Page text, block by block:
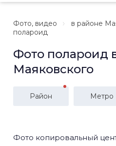
Фото, видео в районе
полароид
Фото полароид
Маяковского
Район Метро
Фото копировальный